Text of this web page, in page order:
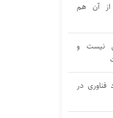
از آن هم
نیست و
فناوری در